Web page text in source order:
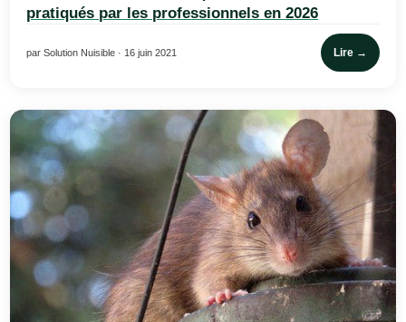
pratiqués par les professionnels en 2026
par Solution Nuisible · 16 juin 2021 Lire →